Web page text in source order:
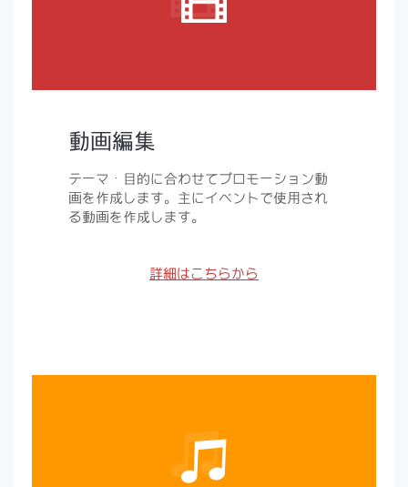
動画編集
テーマ・目的に合わせてプロモーション動
画を作成します。主にイベントで使用され
る動画を作成します。
詳細はこちらから